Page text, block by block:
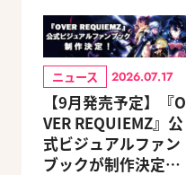
ニュース 2026.07.17
【9月発売予定】『O
VER REQUIEMZ』公
式ビジュアルファン
ブックが制作決定！